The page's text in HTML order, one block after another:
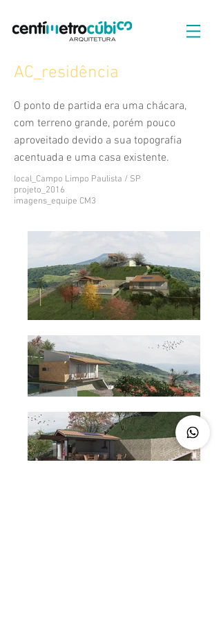
AC_residência
O ponto de partida era uma chácara,
com terreno grande, porém pouco
aproveitado devido a sua topografia
acentuada e uma casa existente.
local_Campo Limpo Paulista / SP
projeto_2016
imagens_equipe CM3